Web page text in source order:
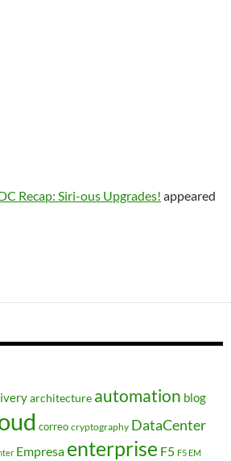
Recap: Siri-ous Upgrades! appeared
architecture automation blog
correo cryptography DataCenter
Empresa enterprise F5 F5 EM